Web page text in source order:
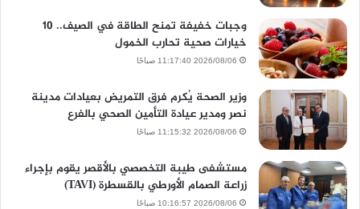
وجبات خفيفة تمنح الطاقة في الصيف.. 10
خيارات صحية تحارب الخمول
2026/08/06 11:17:40 صباحًا
وزير الصحة يُكرم فرق التمريض بعيادات مدينة
نصر ومدير عيادة التأمين الصحي بالفرع
2026/08/06 11:15:32 صباحًا
مستشفى طيبة التخصصي بالأقصر يقوم بإجراء
زراعة الصمام الأورطي بالقسطرة (TAVI)
2026/08/06 10:16:57 صباحًا